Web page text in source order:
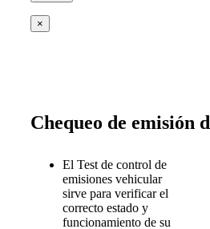
×
Chequeo de emisión
El Test de control de
emisiones vehicular
sirve para verificar el
correcto estado y
funcionamiento de su